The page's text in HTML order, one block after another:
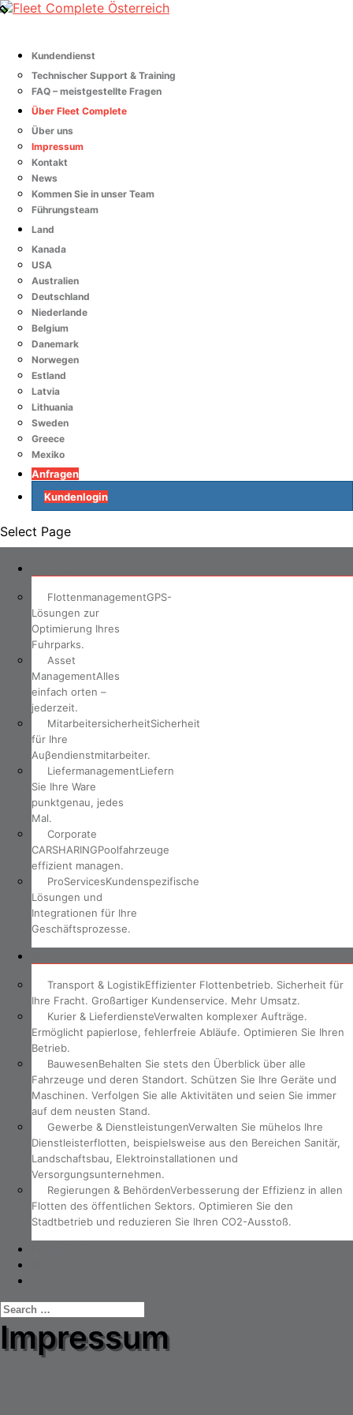
Kundendienst
Technischer Support & Training
FAQ – meistgestellte Fragen
Über Fleet Complete
Über uns
Impressum
Kontakt
News
Kommen Sie in unser Team
Führungsteam
Land
Kanada
USA
Australien
Deutschland
Niederlande
Belgium
Danemark
Norwegen
Estland
Latvia
Lithuania
Sweden
Greece
Mexiko
Anfragen
Kundenlogin
Select Page
FlottenmanagementGPS-
Lösungen zur
Optimierung Ihres
Fuhrparks.
Asset
ManagementAlles
einfach orten –
jederzeit.
MitarbeitersicherheitSicherheit
für Ihre
Auβendienstmitarbeiter.
LiefermanagementLiefern
Sie Ihre Ware
punktgenau, jedes
Mal.
Corporate
CARSHARINGPoolfahrzeuge
effizient managen.
ProServicesKundenspezifische
Lösungen und
Integrationen für Ihre
Geschäftsprozesse.
Transport & LogistikEffizienter Flottenbetrieb. Sicherheit für
Ihre Fracht. Großartiger Kundenservice. Mehr Umsatz.
Kurier & LieferdiensteVerwalten komplexer Aufträge.
Ermöglicht papierlose, fehlerfreie Abläufe. Optimieren Sie Ihren
Betrieb.
BauwesenBehalten Sie stets den Überblick über alle
Fahrzeuge und deren Standort. Schützen Sie Ihre Geräte und
Maschinen. Verfolgen Sie alle Aktivitäten und seien Sie immer
auf dem neusten Stand.
Gewerbe & DienstleistungenVerwalten Sie mühelos Ihre
Dienstleisterflotten, beispielsweise aus den Bereichen Sanitär,
Landschaftsbau, Elektroinstallationen und
Versorgungsunternehmen.
Regierungen & BehördenVerbesserung der Effizienz in allen
Flotten des öffentlichen Sektors. Optimieren Sie den
Stadtbetrieb und reduzieren Sie Ihren CO2-Ausstoß.
Impressum